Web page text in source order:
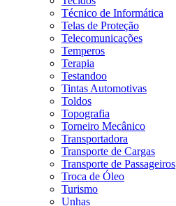
Técnico de Informática
Telas de Proteção
Telecomunicações
Temperos
Terapia
Testandoo
Tintas Automotivas
Toldos
Topografia
Torneiro Mecânico
Transportadora
Transporte de Cargas
Transporte de Passageiros
Troca de Óleo
Turismo
Unhas